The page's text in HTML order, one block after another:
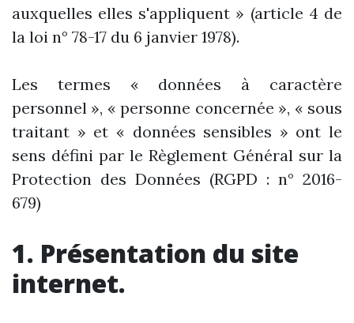
auxquelles elles s'appliquent » (article 4 de
la loi n° 78-17 du 6 janvier 1978).
Les termes « données à caractère
personnel », « personne concernée », « sous
traitant » et « données sensibles » ont le
sens défini par le Règlement Général sur la
Protection des Données (RGPD : n° 2016-
679)
1. Présentation du site
internet.